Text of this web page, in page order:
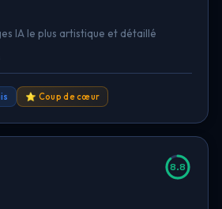
IA le plus artistique et détaillé
⭐ Coup de cœur
8.8